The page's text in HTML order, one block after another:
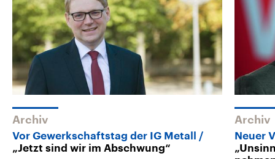
Archiv
Vor Gewerkschaftstag der IG Metall
„Jetzt sind wir im Abschwung“
Archiv
Neuer